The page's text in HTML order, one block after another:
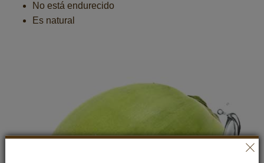
No está endurecido
Es natural